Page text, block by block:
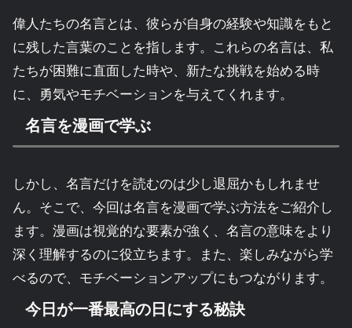
偉人たちの名言とは、彼らが自身の経験や知識をもと
に残した言葉のことを指します。これらの名言は、私
たちが困難に直面した時や、新たな挑戦を始める時
に、勇気やモチベーションを与えてくれます。
名言を漫画で学ぶ
しかし、名言だけを読むのは少し退屈かもしれませ
ん。そこで、今回は名言を漫画で学ぶ方法をご紹介し
ます。漫画は視覚的な要素が強く、名言の意味をより
深く理解するのに役立ちます。また、楽しみながら学
べるので、モチベーションアップにもつながります。
今日が一番最高の日にする秘訣